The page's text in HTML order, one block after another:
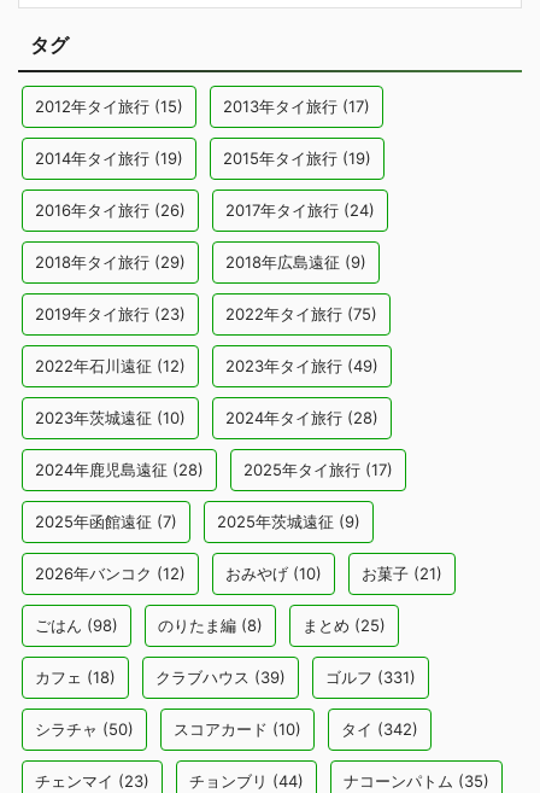
タグ
2012年タイ旅行 (15) 2013年タイ旅行 (17)
2014年タイ旅行 (19) 2015年タイ旅行 (19)
2016年タイ旅行 (26) 2017年タイ旅行 (24)
2018年タイ旅行 (29) 2018年広島遠征 (9)
2019年タイ旅行 (23) 2022年タイ旅行 (75)
2022年石川遠征 (12) 2023年タイ旅行 (49)
2023年茨城遠征 (10) 2024年タイ旅行 (28)
2024年鹿児島遠征 (28) 2025年タイ旅行 (17)
2025年函館遠征 (7) 2025年茨城遠征 (9)
2026年バンコク (12) おみやげ (10) お菓子 (21)
ごはん (98) のりたま編 (8) まとめ (25)
カフェ (18) クラブハウス (39) ゴルフ (331)
シラチャ (50) スコアカード (10) タイ (342)
チェンマイ (23) チョンブリ (44) ナコーンパトム (35)